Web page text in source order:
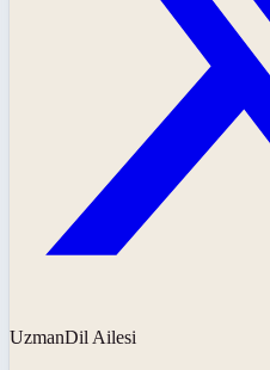
UzmanDil Ailesi